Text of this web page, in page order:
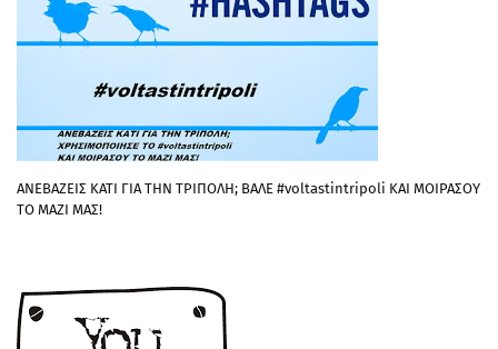
ΑΝΕΒΑΖΕΙΣ ΚΑΤΙ ΓΙΑ ΤΗΝ ΤΡΙΠΟΛΗ; ΒΑΛΕ #voltastintripoli ΚΑΙ ΜΟΙΡΑΣΟΥ
ΤΟ ΜΑΖΙ ΜΑΣ!